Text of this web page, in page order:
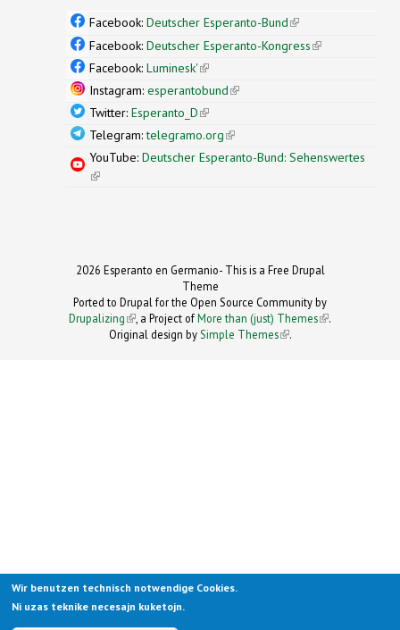
Facebook: Deutscher Esperanto-Bund(link is
external)
Facebook: Deutscher Esperanto-Kongress(link is
Facebook: Luminesk'(link is external)
Instagram: esperantobund(link is external)
Twitter: Esperanto_D(link is external)
Telegram:telegramo.org(link is external)
YouTube: Deutscher Esperanto-Bund: Sehenswertes
(link is external)
2026 Esperanto en Germanio- This is a Free Drupal
Theme
Ported to Drupal for the Open Source Community by
Drupalizing(link is external)
, a Project ofMore than (just) Themes (link is
.
Original design by Simple Themes
(link is
.
Wir benutzen technisch notwendige Cookies.
Ni uzas teknike necesajn kuketojn.